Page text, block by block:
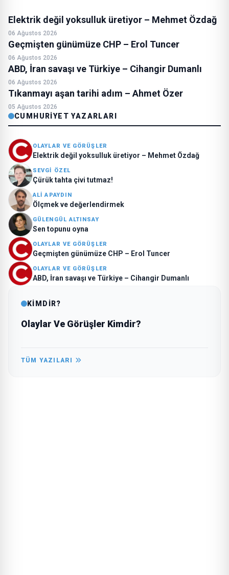
Elektrik değil yoksulluk üretiyor – Mehmet Özdağ
06 Ağustos 2026
Geçmişten günümüze CHP – Erol Tuncer
06 Ağustos 2026
ABD, İran savaşı ve Türkiye – Cihangir Dumanlı
06 Ağustos 2026
Tıkanmayı aşan tarihi adım – Ahmet Özer
05 Ağustos 2026
CUMHURIYET YAZARLARI
OLAYLAR VE GÖRÜŞLER
Elektrik değil yoksulluk üretiyor – Mehmet Özdağ
SEVGI ÖZEL
Çürük tahta çivi tutmaz!
ALI APAYDIN
Ölçmek ve değerlendirmek
GÜLENGÜL ALTINSAY
Sen topunu oyna
OLAYLAR VE GÖRÜŞLER
Geçmişten günümüze CHP – Erol Tuncer
OLAYLAR VE GÖRÜŞLER
ABD, İran savaşı ve Türkiye – Cihangir Dumanlı
KİMDİR?
Olaylar Ve Görüşler Kimdir?
TÜM YAZILARI